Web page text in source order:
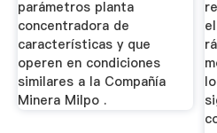
parámetros planta
concentradora de
características y que
operen en condiciones
similares a la Compañía
Minera Milpo .